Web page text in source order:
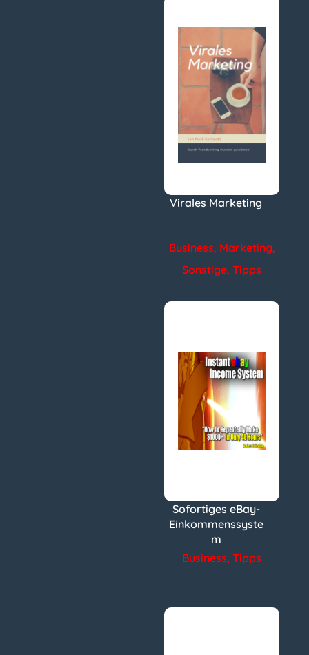
Virales Marketing
Business, Marketing,
Sonstige,Tipps
Sofortiges eBay-
Einkommenssyste
m
Business,Tipps